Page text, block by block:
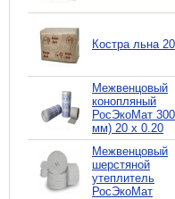
Костра льна
Межвенцовый
конопляный
РосЭкоМат
мм) 20 х 0.20
Межвенцовый
шерстяной
утеплитель
РосЭкоМат